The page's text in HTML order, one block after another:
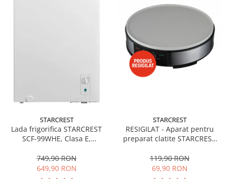
STARCREST
Lada frigorifica STARCREST
SCF-99WHE, Clasa E,
convertibil - functie frigider,
Termostat reglabil, Alb
749,90 RON
649,90 RON
STARCREST
RESIGILAT - Aparat pentru
preparat clatite STARCREST
invelis ceramic antiaderent,
30 cm, Inox / Negru
119,90 RON
69,90 RON